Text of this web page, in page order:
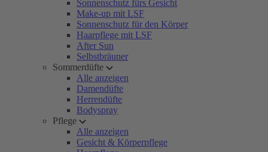
Sonnenschutz fürs Gesicht
Make-up mit LSF
Sonnenschutz für den Körper
Haarpflege mit LSF
After Sun
Selbstbräuner
Sommerdüfte
Alle anzeigen
Damendüfte
Herrendüfte
Bodyspray
Pflege
Alle anzeigen
Gesicht & Körperpflege